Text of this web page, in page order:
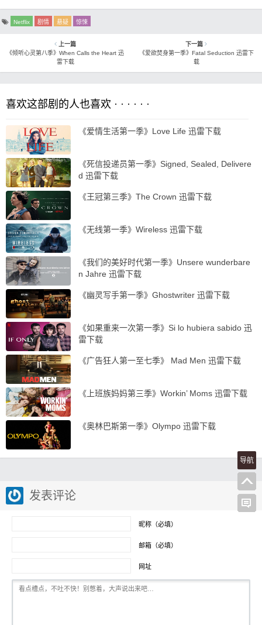
Netflix 剧情 悬疑 惊悚
上一篇
《倾听心灵第八季》When Calls the Heart 迅
雷下载
下一篇
《爱欲焚身第一季》Fatal Seduction 迅雷下
载
喜欢这部剧的人也喜欢 · · · · · ·
《爱情生活第一季》Love Life 迅雷下载
《死信投递员第一季》Signed, Sealed, Delivere
d 迅雷下载
《王冠第三季》The Crown 迅雷下载
《无线第一季》Wireless 迅雷下载
《我们的美好时代第一季》Unsere wunderbare
n Jahre 迅雷下载
《幽灵写手第一季》Ghostwriter 迅雷下载
《如果重来一次第一季》Si lo hubiera sabido 迅
雷下载
《广告狂人第一至七季》 Mad Men 迅雷下载
《上班族妈妈第三季》Workin’ Moms 迅雷下载
《奥林巴斯第一季》Olympo 迅雷下载
发表评论
昵称（必填）
邮箱（必填）
网址
导航